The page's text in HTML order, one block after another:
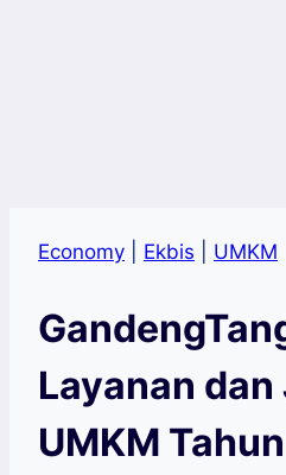
Economy Ekbis UMKM
Layanan
UMKM